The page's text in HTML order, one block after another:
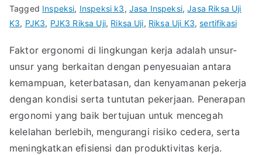
Tagged Inspeksi, Inspeksi k3, Jasa Inspeksi,Jasa Riksa Uji
K3, PJK3, PJK3 Riksa Uji, Riksa Uji, Riksa Uji K3,sertifikasi
Faktor ergonomi di lingkungan kerja adalah unsur-
unsur yang berkaitan dengan penyesuaian antara
kemampuan, keterbatasan, dan kenyamanan pekerja
dengan kondisi serta tuntutan pekerjaan. Penerapan
ergonomi yang baik bertujuan untuk mencegah
kelelahan berlebih, mengurangi risiko cedera, serta
meningkatkan efisiensi dan produktivitas kerja.